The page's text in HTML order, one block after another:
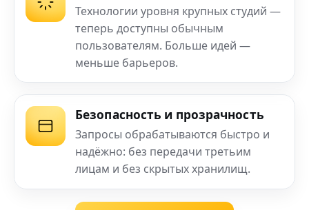
Технологии уровня крупных студий —
теперь доступны обычным
пользователям. Больше идей —
меньше барьеров.
Безопасность и прозрачность
Запросы обрабатываются быстро и
надёжно: без передачи третьим
лицам и без скрытых хранилищ.